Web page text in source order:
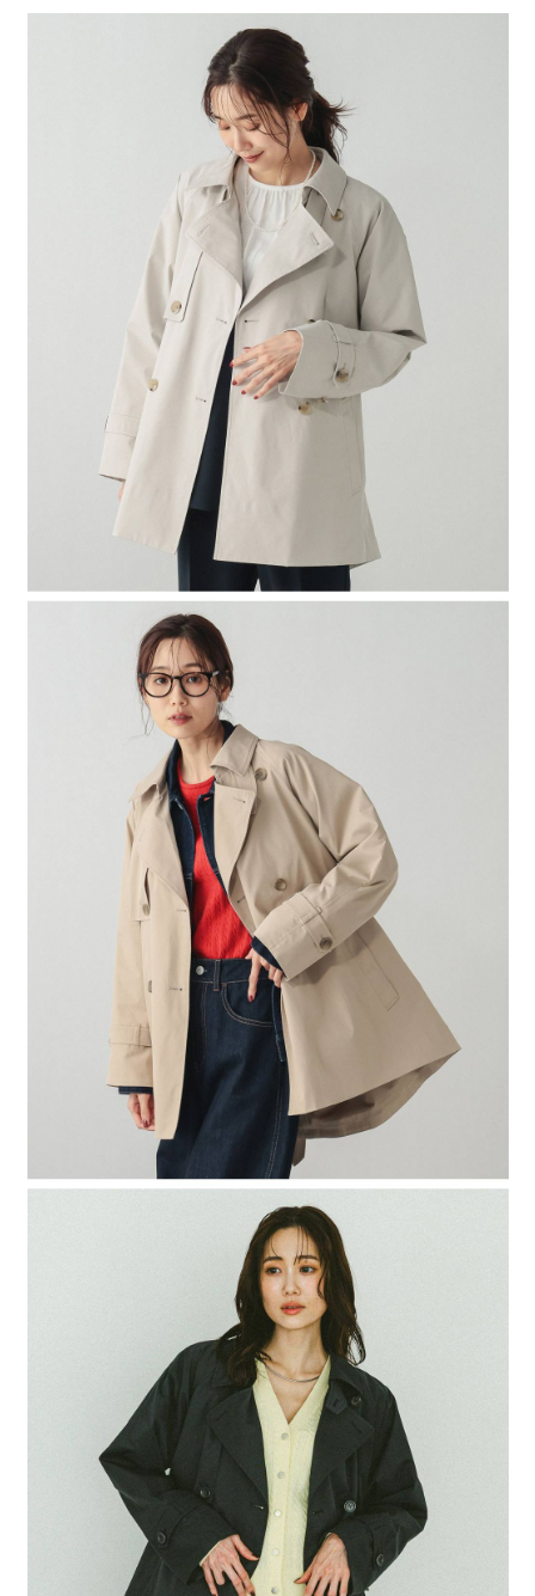
1.分期款項不併入電信帳單，「大哥付你分期」於每月結算日後寄送繳費提
2.透過簡訊連結打開帳單後，可選擇「超商條碼／台灣大直營門市／銀行轉
帳／街口支付／iPASS MONEY」等通路繳費。
1.本服務係由「台灣大哥大股份有限公司」（以下簡稱本公司）所提供，讓
用戶於交易時，得透過本服務購買商品或服務，並由商店將買賣／分期付款
買賣價金債權讓與本公司後，依約使用本公司帳單繳交帳款。
2.基於同意付款使用「大哥付你分期」之契約關係目的，商店將以您的個人
資料（包含姓名、電話或地址）提供予台灣大哥大進項蒐集、處理及利用，
由本公司與您本人進行分期帳單所需資料之確認、核對及更正。
3.完整用戶服務條款，請詳閱以下連結：
https://oppay.tw/userRule
３．安心：先確認商品／服務後，再付款。
【「AFTEE先享後付」結帳流程】
１．於結帳方式選擇「AFTEE先享後付」後，將跳轉至「AFTEE先享後付」
結帳頁面，進行簡訊認證並確認金額後，即可完成結帳。
２．訂單成立數日內，您將收到繳費通知簡訊。
３．收到繳費通知簡訊後14天內，點擊此簡訊中的連結，可透過四大超商／
ATM／網路銀行／等多元方式進行付款，方視為交易完成。
※ 請注意：結帳手續完成當下不需立刻繳費，但若您需要取消訂單，請聯絡
購買商品的店家。未經商家同意取消之訂單仍視為有效，需透過AFTEE先享
※ 交易是否成功請以「AFTEE先享後付 」之結帳頁面顯示為準，若有關於
是否繳費成功／繳費後需取消欲退款等相關疑問，請聯繫「AFTEE先享後付
https://netprotections.freshdesk.com/support/home
１．透過由恩沛科技股份有限公司提供之「AFTEE先享後付」服務完成之交
易，需依本服務之必要範圍內提供個人資料，並將交易相關給付款項請求債
權轉讓予恩沛科技股份有限公司。
２．關於個人資料處理事宜，請瀏覽以下網址：
３．未成年的使用者請事先徵得法定代理人或監護人之同意方可使用
「AFTEE先享後付」，若未經同意申辦者引起之損失，本公司不負相關責
４．使用「AFTEE先享後付」時，將依據個別帳號之用戶狀況，依本公司即
時審查核予不同之上限額度；若仍有額度不足之情形，本公司將視審查結果
請求用戶進行身份認證。
５．嚴禁一人註冊多個帳號或使用他人資訊註冊。若發現惡意使用之情形，
恩沛科技股份有限公司將有權停止該用戶之使用額度並採取法律行動。
每筆NT$80，滿NT$1,500(含以上)免運費
每筆NT$80，滿NT$1,500(含以上)免運費
每筆NT$80，滿NT$1,500(含以上)免運費
每筆NT$80，滿NT$1,500(含以上)免運費
每筆NT$80，滿NT$1,500(含以上)免運費